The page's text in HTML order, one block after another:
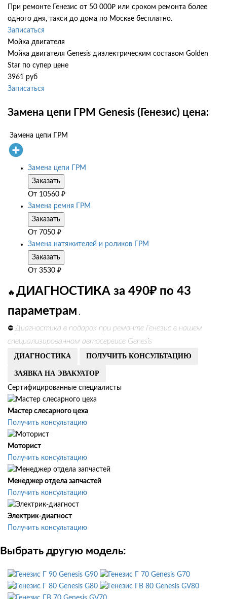
При ремонте Генезис от 50 000₽ или сроком ремонта более
одного дня, такси до дома по Москве бесплатно.
Записаться
Мойка двигателя
Мойка двигателя Genesis диэлектрическим составом Golden
Star по супер цене
3961 руб
Записаться
Замена цепи ГРМ Genesis (Генезис) цена:
Замена цепи ГРМ
Замена цепи ГРМ
Заказать
От 10560 ₽
Замена ремня ГРМ
Заказать
От 7050 ₽
Замена натяжителей и роликов ГРМ
Заказать
От 3530 ₽
🔥 ДИАГНОСТИКА за 490₽ по 43
параметрам .
⛔ Диагностика в подарок при ремонте Генезис в нашем
специализированном автосервисе Genesis
ДИАГНОСТИКА ПОЛУЧИТЬ КОНСУЛЬТАЦИЮ
ЗАЯВКА НА ЭВАКУАТОР
Сертифицированные специалисты
Мастер слесарного цеха
Получить консультацию
Моторист
Получить консультацию
Менеджер отдела запчастей
Получить консультацию
Электрик-диагност
Получить консультацию
Выбрать другую модель:
Genesis G90
Genesis G70
Genesis G80
Genesis GV80